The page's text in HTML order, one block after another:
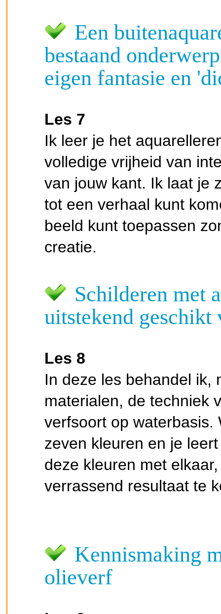
Een
bestaand
eigen fantasie en
Les 7
Ik leer je het
volledige vrijheid van
van jouw kant. Ik laat je
tot een verhaal kunt
beeld kunt toepassen
creatie.
Schilderen met
uitstekend geschikt
Les 8
In deze les behandel ik,
materialen, de techniek
verfsoort op waterbasis.
zeven kleuren en je
deze kleuren met
verrassend resultaat te
Kennismaking
olieverf